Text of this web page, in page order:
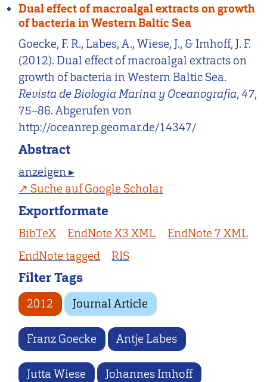
Dual effect of macroalgal extracts on growth
of bacteria in Western Baltic Sea
Goecke, F. R., Labes, A., Wiese, J., & Imhoff, J. F.
(2012). Dual effect of macroalgal extracts on
growth of bacteria in Western Baltic Sea.
Revista de Biologia Marina y Oceanografia,47,
75–86. Abgerufen von
http://oceanrep.geomar.de/14347/
Abstract
anzeigen ▸
Suche auf Google Scholar
Exportformate
BibTeX EndNote X3 XML
EndNote 7 XML
EndNote tagged
RIS
Filter Tags
2012 Journal Article
Franz Goecke Antje Labes
Jutta Wiese Johannes Imhoff